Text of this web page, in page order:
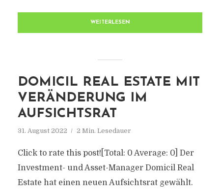
WEITERLESEN
DOMICIL REAL ESTATE MIT
VERÄNDERUNG IM
AUFSICHTSRAT
31. August 2022 2 Min. Lesedauer
Click to rate this post![Total: 0 Average: 0] Der
Investment- und Asset-Manager Domicil Real
Estate hat einen neuen Aufsichtsrat gewählt.